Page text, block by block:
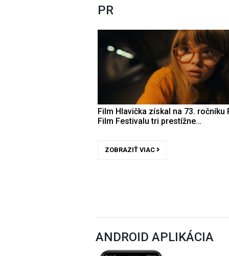
PR
Film Hlavička získal na 73. ročníku
Film Festivalu tri prestížne…
ZOBRAZIŤ VIAC
ANDROID APLIKÁCIA